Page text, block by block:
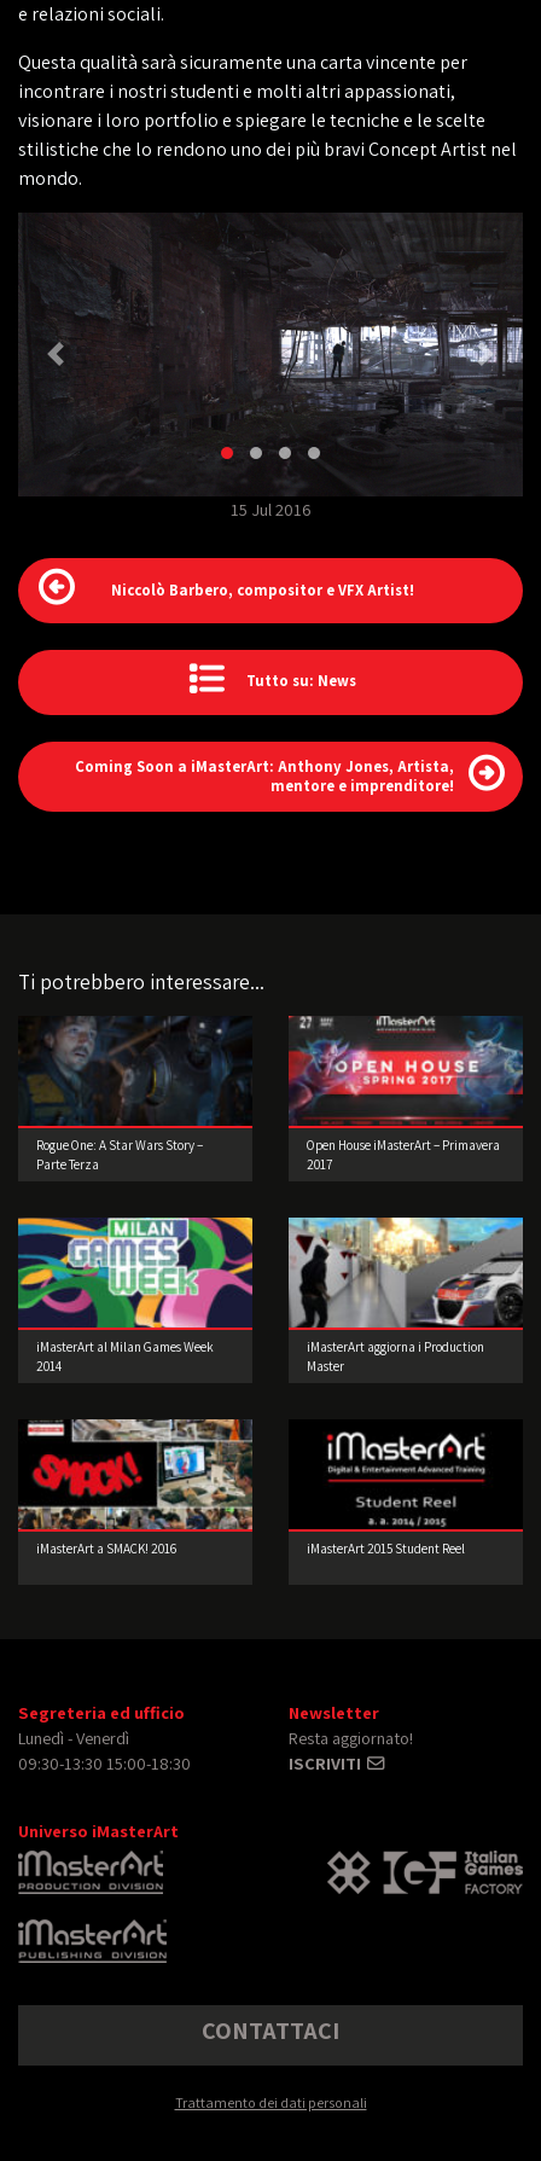
e relazioni sociali.
Questa qualità sarà sicuramente una carta vincente per
incontrare i nostri studenti e molti altri appassionati,
visionare i loro portfolio e spiegare le tecniche e le scelte
stilistiche che lo rendono uno dei più bravi Concept Artist nel
mondo.
15 Jul 2016
Niccolò Barbero, compositor e VFX Artist!
Tutto su: News
Coming Soon a iMasterArt: Anthony Jones, Artista,
mentore e imprenditore!
Ti potrebbero interessare...
Rogue One: A Star Wars Story –
Parte Terza
Open House iMasterArt – Primavera
2017
iMasterArt al Milan Games Week
2014
iMasterArt aggiorna i Production
Master
iMasterArt a SMACK! 2016 iMasterArt 2015 Student Reel
Segreteria ed ufficio
Lunedì - Venerdì
09:30-13:30 15:00-18:30
Newsletter
Resta aggiornato!
ISCRIVITI
Universo iMasterArt
CONTATTACI
Trattamento dei dati personali